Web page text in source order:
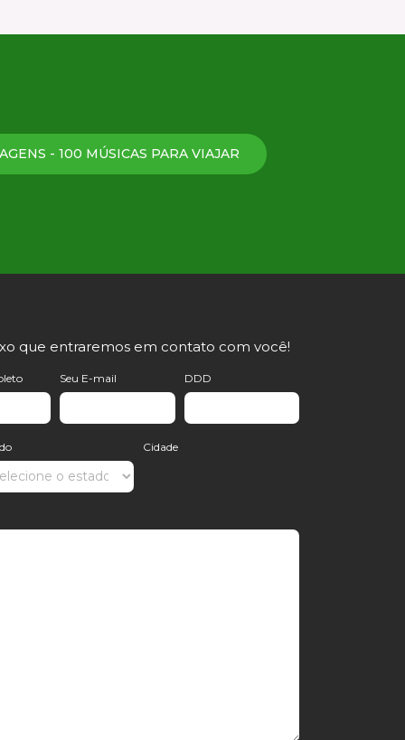
- 100 MÚSICAS PARA VIAJAR
que entraremos em contato com você!
Seu E-mail DDD
Cidade